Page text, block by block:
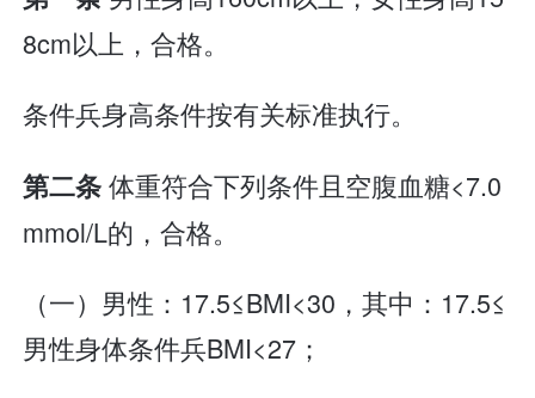
8cm以上，合格。
条件兵身高条件按有关标准执行。
第二条体重符合下列条件且空腹血糖<7.0
mmol/L的，合格。
（一）男性：17.5≤BMI<30，其中：17.5≤
男性身体条件兵BMI<27；